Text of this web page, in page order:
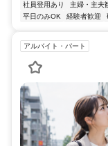
社員登用あり 主婦・主夫
平日のみOK
経験者歓迎
アルバイト・パート